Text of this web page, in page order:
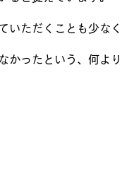
いただくことも少なく
かったという、何より